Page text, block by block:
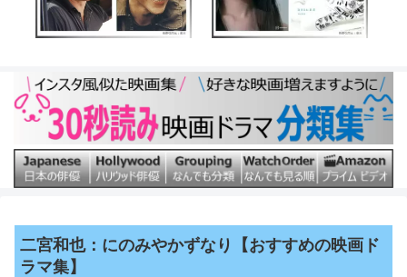
二宮和也：にのみやかずなり【おすすめの映画ド
ラマ集】